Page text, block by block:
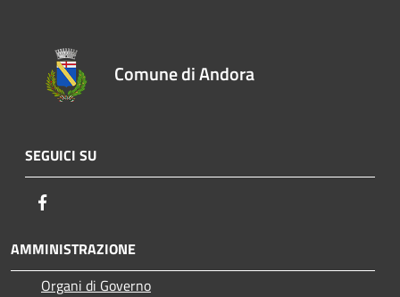
Comune di Andora
SEGUICI SU
AMMINISTRAZIONE
Organi di Governo